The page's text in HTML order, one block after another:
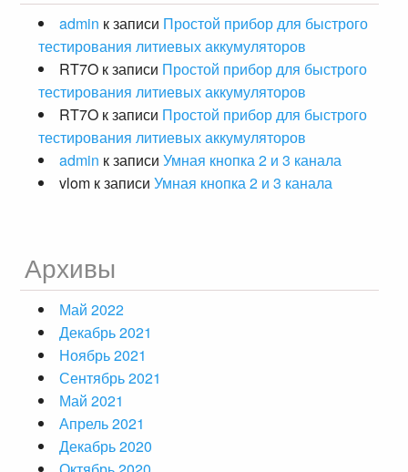
admin к записи Простой прибор для быстрого
тестирования литиевых аккумуляторов
RT7O к записи Простой прибор для быстрого
тестирования литиевых аккумуляторов
RT7O к записи Простой прибор для быстрого
тестирования литиевых аккумуляторов
admin к записиУмная кнопка 2 и 3 канала
vlom к записиУмная кнопка 2 и 3 канала
Архивы
Май 2022
Декабрь 2021
Ноябрь 2021
Сентябрь 2021
Май 2021
Апрель 2021
Декабрь 2020